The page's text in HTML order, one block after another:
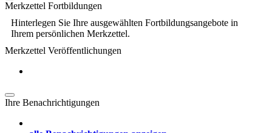
Merkzettel Fortbildungen
Hinterlegen Sie Ihre ausgewählten Fortbildungsangebote in
Ihrem persönlichen Merkzettel.
Merkzettel Veröffentlichungen
Ihre Benachrichtigungen